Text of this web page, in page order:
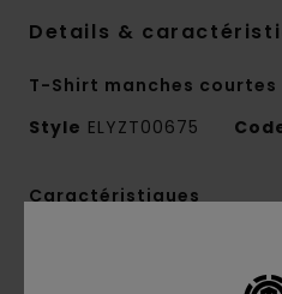
Details &
T-Shirt manches courtes
Style ELYZT00675
Caractéristiques
jersey [220